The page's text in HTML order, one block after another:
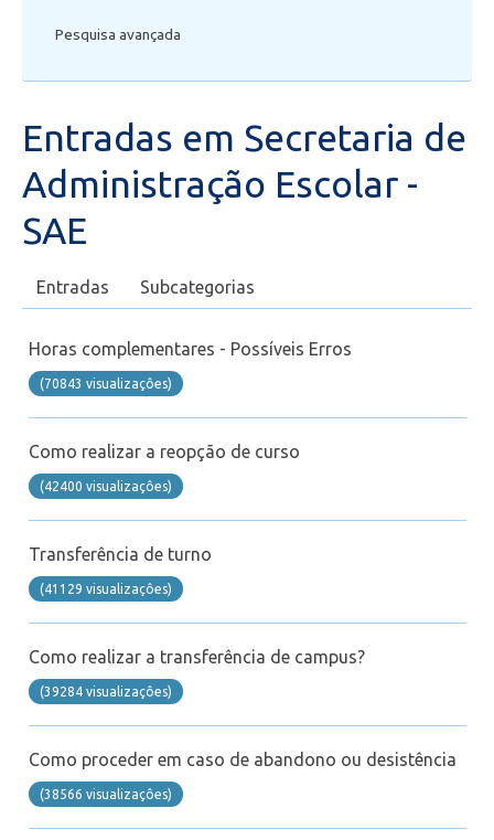
Secretaria de Administração Escolar - SAE
Financeiro
Biblioteca
Laboratórios
EAD
Telefonia
Office 365
Fluig
Pesquisa avançada
Entradas em Secretaria de
Administração Escolar -
SAE
Entradas Subcategorias
Horas complementares - Possíveis Erros
(70843 visualizaçôes)
Como realizar a reopção de curso
(42400 visualizaçôes)
Transferência de turno
(41129 visualizaçôes)
Como realizar a transferência de campus?
(39284 visualizaçôes)
Como proceder em caso de abandono ou desistência
(38566 visualizaçôes)